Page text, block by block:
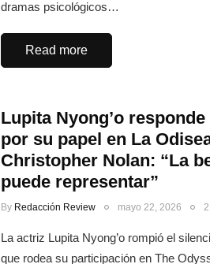
dramas psicológicos…
Read more
Lupita Nyong’o
por su papel en La
Christopher Nolan: “La
puede representar”
By Redacción Review mayo 22, 2026
La actriz Lupita Nyong’o rompió el
que rodea su participación en The